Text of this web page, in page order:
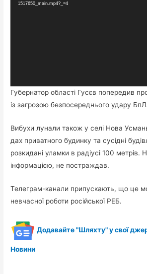
1517650_main.mp4?_=4
Губернатор області Гусєв попередив
із загрозою безпосереднього удару
Вибухи лунали також у селі Нова
дах приватного будинку та сусідні
розкидані уламки в радіусі 100 метрів.
інформацією, не постраждав.
Телеграм-канали припускають, що це
невчасної роботи російської РЕБ.
Додавайте "Шляхту" у свої
Новини